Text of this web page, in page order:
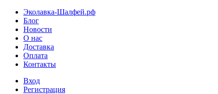
Эколавка-Шалфей.рф
Блог
Новости
О нас
Доставка
Оплата
Контакты
Вход
Регистрация